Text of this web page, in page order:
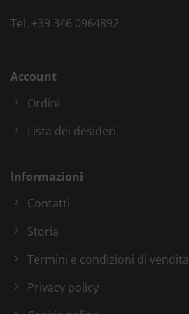
Tel. +39 346 0964892
Account
Ordini
Lista dei desideri
Informazioni
Contatti
Storia
Termini e condizioni di vendita
Privacy policy